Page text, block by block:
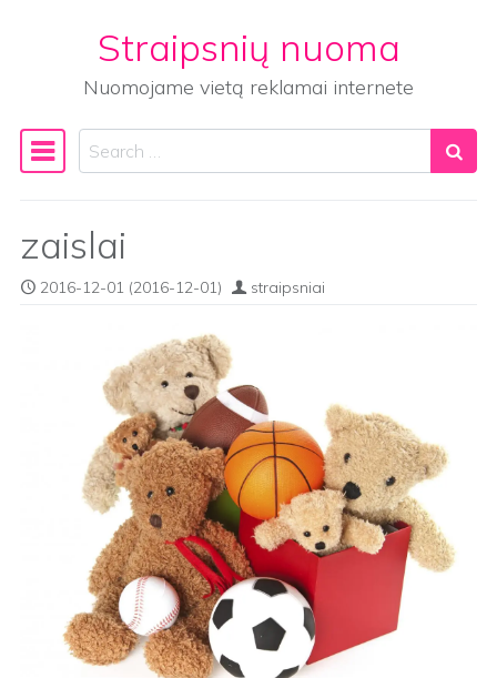
Straipsnių nuoma
Nuomojame vietą reklamai internete
Main Navigation
Search
zaislai
2016-12-01 (2016-12-01) straipsniai